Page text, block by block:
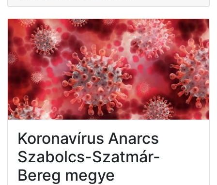
Koronavírus Anarcs
Szabolcs-Szatmár-
Bereg megye